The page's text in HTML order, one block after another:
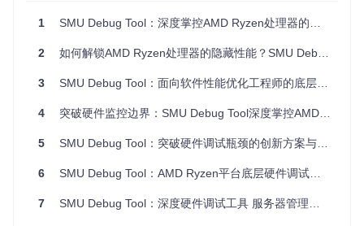
2.核心价值：重新定义硬件调试范式
2.1 技术突破点
试流程：
Ring 0级直接访问：突破操作系统权限限制，直接与CPU
统一参数命名空间：建立跨组件的参数关联模型，实现"一
配置状态持久化：创新的配置快照机制，确保调试参数在系
统重启后依然有效
2.2 商业价值量化
1 SMU Debug Tool：深度掌控AMD Ryzen处理器的开源调试利器
2 如何解锁AMD Ryzen处理器的隐藏性能？SMU Debug Tool深度调试指南
3 SMU Debug Tool：面向软件性能优化工程师的底层系统调试解决方案
4 突破硬件监控边界：SMU Debug Tool深度掌控AMD Ryzen处理器核心技术
5 SMU Debug Tool：突破硬件调试瓶颈的创新方案与行业实践
6 SMU Debug Tool：AMD Ryzen平台底层硬件调试的专业级解决方案
7 SMU Debug Tool：深度硬件调试工具 服务器管理员与开发者的底层优化方案